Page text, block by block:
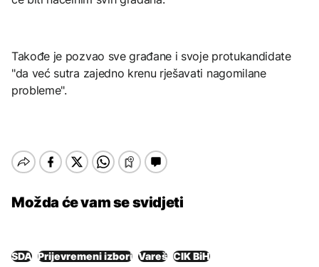
Takođe je pozvao sve građane i svoje protukandidate
"da već sutra zajedno krenu rješavati nagomilane
probleme".
Možda će vam se svidjeti
SDA Prijevremeni izbori Vareš CIK BiH